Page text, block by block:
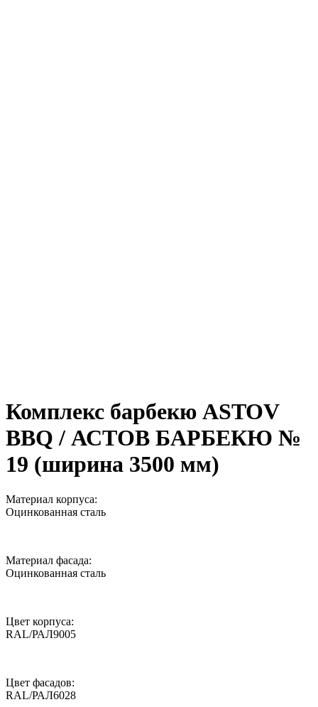
Комплекс барбекю ASTOV
BBQ / АСТОВ БАРБЕКЮ №
19 (ширина 3500 мм)
Материал корпуса:
Оцинкованная сталь
Материал фасада:
Оцинкованная сталь
Цвет корпуса:
RAL/РАЛ9005
Цвет фасадов:
RAL/РАЛ6028